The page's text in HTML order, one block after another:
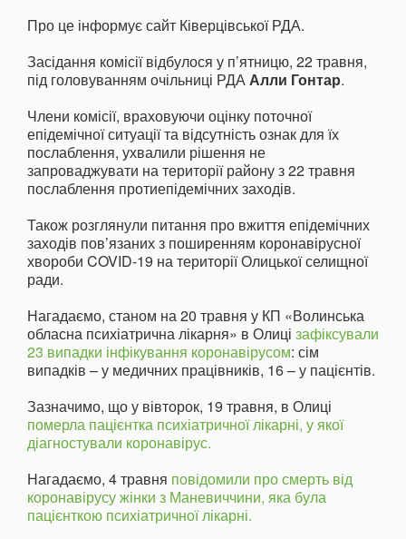
Про це інформує сайт Ківерцівської РДА.
Засідання комісії відбулося у п’ятницю, 22 травня,
під головуванням очільниці РДААлли Гонтар.
Члени комісії, враховуючи оцінку поточної
епідемічної ситуації та відсутність ознак для їх
послаблення, ухвалили рішення не
запроваджувати на території району з 22 травня
послаблення протиепідемічних заходів.
Також розглянули питання про вжиття епідемічних
заходів пов’язаних з поширенням коронавірусної
хвороби COVID-19 на території Олицької селищної
ради.
Нагадаємо, станом на 20 травня у КП «Волинська
обласна психіатрична лікарня» в Олиці зафіксували
23 випадки інфікування коронавірусом: сім
випадків – у медичних працівників, 16 – у пацієнтів.
Зазначимо, що у вівторок, 19 травня, в Олиці
померла пацієнтка психіатричної лікарні, у якої
діагностували коронавірус.
Нагадаємо, 4 травня повідомили про смерть від
коронавірусу жінки з Маневиччини, яка була
пацієнткою психіатричної лікарні.